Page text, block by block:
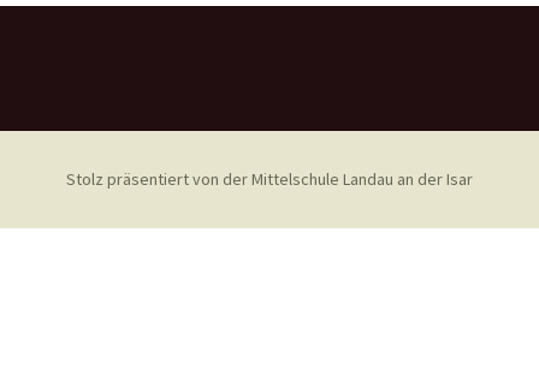
Stolz präsentiert von der Mittelschule Landau an der Isar